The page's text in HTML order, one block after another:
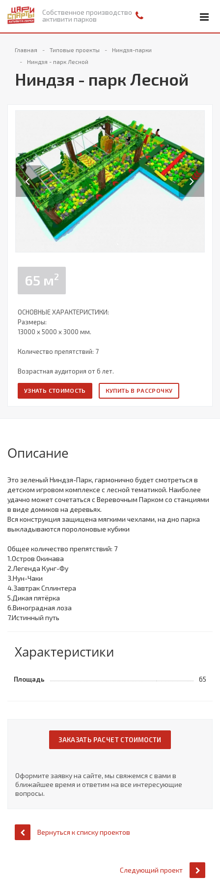
Собственное производство
активити парков
Главная Типовые проекты
Ниндзя-парки
Ниндзя - парк Лесной
Ниндзя - парк Лесной
Previous Next
65 м2
ОСНОВНЫЕ ХАРАКТЕРИСТИКИ:
Размеры:
13000 х 5000 х 3000 мм.
Количество препятствий: 7
Возрастная аудитория от 6 лет.
УЗНАТЬ СТОИМОСТЬ КУПИТЬ В РАССРОЧКУ
Описание
Это зеленый Ниндзя-Парк, гармонично будет смотреться в
детском игровом комплексе с лесной тематикой. Наиболее
удачно может сочетаться с Веревочным Парком со станциями
в виде домиков на деревьях.
Вся конструкция защищена мягкими чехлами, на дно парка
выкладываются поролоновые кубики
Общее количество препятствий: 7
1.Остров Окинава
2.Легенда Кунг-Фу
3.Нун-Чаки
4.Завтрак Сплинтера
5.Дикая пятёрка
6.Виноградная лоза
7.Истинный путь
Характеристики
Площадь 65
ЗАКАЗАТЬ РАСЧЕТ СТОИМОСТИ
Оформите заявку на сайте, мы свяжемся с вами в
ближайшее время и ответим на все интересующие
вопросы.
Вернуться к списку проектов
Следующий проект